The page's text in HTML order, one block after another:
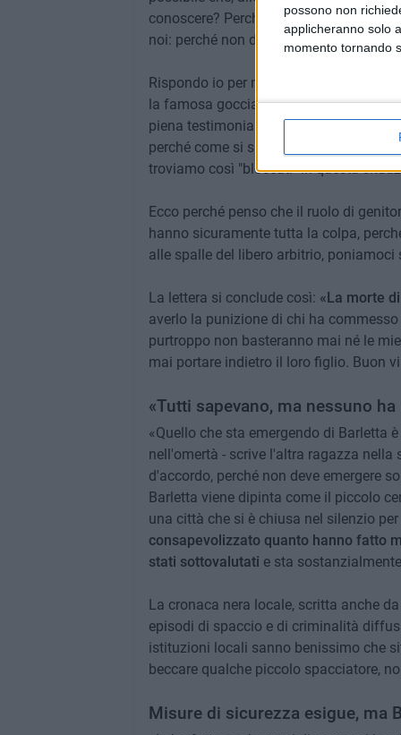
possono non
applicheranno solo
momento tornando
conoscere? Perché c'è omertà?
noi: perché non denunciamo quando
Rispondo io per me stessa, non lo
la famosa goccia ha fatto traboccare il
piena testimonianza. Tanti come me
perché come si suol dire
"facciamoci i
troviamo così "bloccati" in questa
Ecco perché penso che il ruolo di
hanno sicuramente tutta la colpa,
alle spalle del libero arbitrio, poniamoci
La lettera si conclude così: «La morte
averlo la punizione di chi ha
purtroppo non basteranno mai né le
mai portare indietro il loro figlio. Buon
«Tutti sapevano, ma nessuno
«Quello che sta emergendo di Barletta
nell'omertà - scrive l'altra ragazza nella
d'accordo, perché non deve emergere
Barletta viene dipinta come il piccolo
una città che si è chiusa nel silenzio
consapevolizzato quanto hanno fatto
stati sottovalutati e sta
La cronaca nera locale, scritta anche
episodi di spaccio e di criminalità
istituzioni locali sanno benissimo che
beccare qualche piccolo spacciatore,
Misure di sicurezza esigue, ma